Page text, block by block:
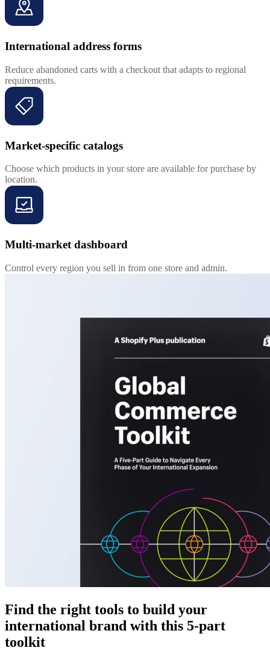
International address forms
Reduce abandoned carts with a checkout that adapts to regional
requirements.
Market-specific catalogs
Choose which products in your store are available for purchase by
location.
Multi-market dashboard
Control every region you sell in from one store and admin.
Find the right tools to build your
international brand with this 5-part
toolkit